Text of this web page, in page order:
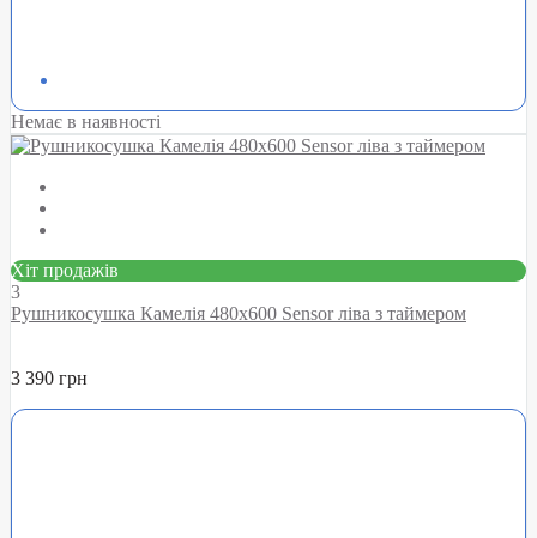
Немає в наявності
Хіт продажів
3
Рушникосушка Камелія 480х600 Sensor ліва з таймером
3 390 грн